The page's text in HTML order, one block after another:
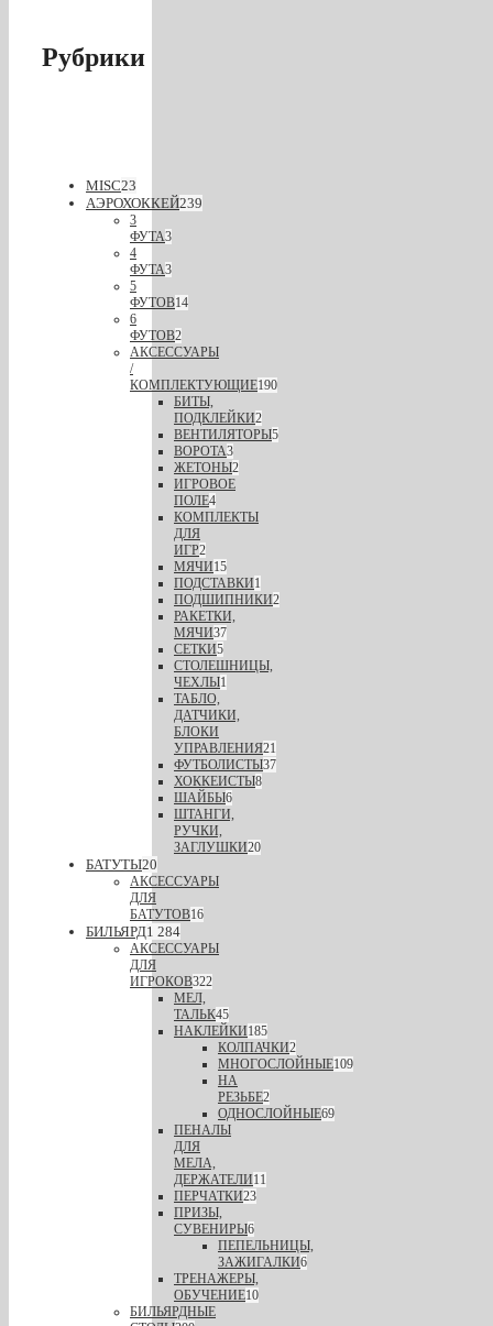
Рубрики
MISC23
АЭРОХОККЕЙ239
3
ФУТА3
4
ФУТА3
5
ФУТОВ14
6
ФУТОВ2
АКСЕССУАРЫ
/
КОМПЛЕКТУЮЩИЕ190
БИТЫ,
ПОДКЛЕЙКИ2
ВЕНТИЛЯТОРЫ5
ВОРОТА3
ЖЕТОНЫ2
ИГРОВОЕ
ПОЛЕ4
КОМПЛЕКТЫ
ДЛЯ
ИГР2
МЯЧИ15
ПОДСТАВКИ1
ПОДШИПНИКИ2
РАКЕТКИ,
МЯЧИ37
СЕТКИ5
СТОЛЕШНИЦЫ,
ЧЕХЛЫ1
ТАБЛО,
ДАТЧИКИ,
БЛОКИ
УПРАВЛЕНИЯ21
ФУТБОЛИСТЫ37
ХОККЕИСТЫ8
ШАЙБЫ6
ШТАНГИ,
РУЧКИ,
ЗАГЛУШКИ20
БАТУТЫ20
АКСЕССУАРЫ
ДЛЯ
БАТУТОВ16
БИЛЬЯРД1 284
АКСЕССУАРЫ
ДЛЯ
ИГРОКОВ322
МЕЛ,
ТАЛЬК45
НАКЛЕЙКИ185
КОЛПАЧКИ2
МНОГОСЛОЙНЫЕ109
НА
РЕЗЬБЕ2
ОДНОСЛОЙНЫЕ69
ПЕНАЛЫ
ДЛЯ
МЕЛА,
ДЕРЖАТЕЛИ11
ПЕРЧАТКИ23
ПРИЗЫ,
СУВЕНИРЫ6
ПЕПЕЛЬНИЦЫ,
ЗАЖИГАЛКИ6
ТРЕНАЖЕРЫ,
ОБУЧЕНИЕ10
БИЛЬЯРДНЫЕ